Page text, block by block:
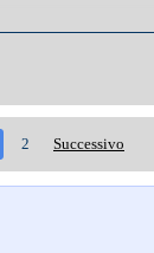
2 Successivo